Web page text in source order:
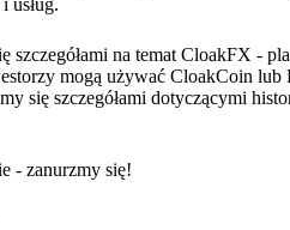
usług.
szczegółami na temat CloakFX -
mogą używać CloakCoin
się szczegółami dotyczącymi
- zanurzmy się!